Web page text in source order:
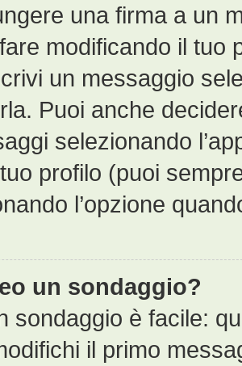
una firma a un
modificando il tuo
un messaggio
Puoi anche
selezionando
profilo (puoi
l’opzione
un sondaggio?
sondaggio è facile:
il primo